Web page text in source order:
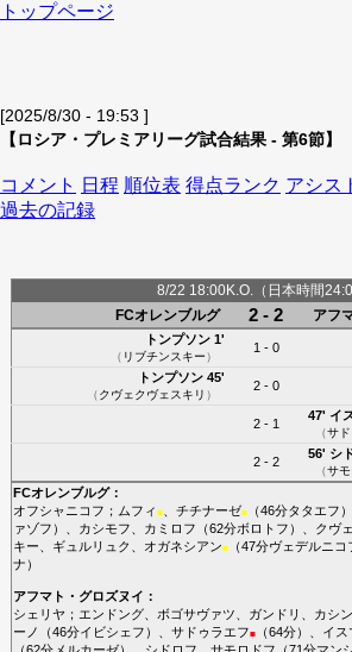
トップページ
[2025/8/30 - 19:53 ]
【ロシア・プレミアリーグ試合結果 - 第6節】
コメント 日程 順位表 得点ランク アシス
過去の記録
8/22 18:00K.O.（日本時間
FCオレンブルグ
2 - 2 アフ
トンプソン1'
（ リブチンスキー）
1 - 0
トンプソン45'
（クヴェクヴェスキリ ）
2 - 0
2 - 1
47' イ
（サ
2 - 2
56' シ
（サ
FCオレンブルグ：
オフシャニコフ ； ムフィ ■、 チチナーゼ■（46分タタエフ
ァゾフ ）、 カシモフ カミロフ （62分ボロトフ ）、 クヴ
キー
ギュルリュク オガネシアン■（47分ヴェデルニコ
ナ ）
アフマト・グロズヌイ ：
シェリヤ ； エンドング、 ボゴサヴァツ ガンドリ カシ
ーノ
（46分イビシェフ ）、 サドゥラエフ■（64分）、 イス